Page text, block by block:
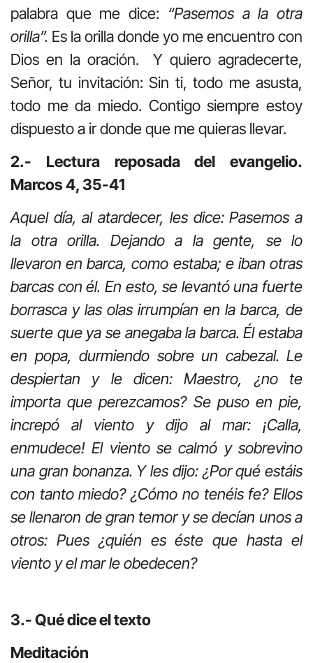
palabra que me dice: “Pasemos a la otra
orilla”. Es la orilla donde yo me encuentro con
Dios en la oración. Y quiero agradecerte,
Señor, tu invitación: Sin ti, todo me asusta,
todo me da miedo. Contigo siempre estoy
dispuesto a ir donde que me quieras llevar.
2.- Lectura reposada del evangelio.
Marcos 4, 35-41
Aquel día, al atardecer, les dice: Pasemos a
la otra orilla. Dejando a la gente, se lo
llevaron en barca, como estaba; e iban otras
barcas con él. En esto, se levantó una fuerte
borrasca y las olas irrumpían en la barca, de
suerte que ya se anegaba la barca. Él estaba
en popa, durmiendo sobre un cabezal. Le
despiertan y le dicen: Maestro, ¿no te
importa que perezcamos? Se puso en pie,
increpó al viento y dijo al mar: ¡Calla,
enmudece! El viento se calmó y sobrevino
una gran bonanza. Y les dijo: ¿Por qué estáis
con tanto miedo? ¿Cómo no tenéis fe? Ellos
se llenaron de gran temor y se decían unos a
otros: Pues ¿quién es éste que hasta el
viento y el mar le obedecen?
3.- Qué dice el texto
Meditación